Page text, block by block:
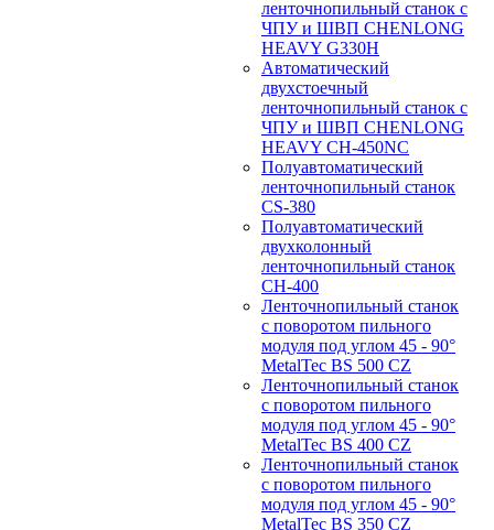
ленточнопильный станок с
ЧПУ и ШВП CHENLONG
HEAVY G330H
Автоматический
двухстоечный
ленточнопильный станок с
ЧПУ и ШВП CHENLONG
HEAVY CH-450NC
Полуавтоматический
ленточнопильный станок
CS-380
Полуавтоматический
двухколонный
ленточнопильный станок
CH-400
Ленточнопильный станок
c поворотом пильного
модуля под углом 45 - 90°
MetalTec BS 500 CZ
Ленточнопильный станок
c поворотом пильного
модуля под углом 45 - 90°
MetalTec BS 400 CZ
Ленточнопильный станок
c поворотом пильного
модуля под углом 45 - 90°
MetalTec BS 350 CZ